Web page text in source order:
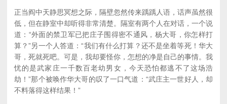
正当阎中天静思冥想之际，隔壁忽然传来踽踽人语，话声虽然很
低，但在静室中却听得非常清楚。隔室有两个人在对话，一个说
道：“外面的禁卫军已把庄子围得密不通风，杨大哥，你怎样打
算？”另一个人答道：“我们有什么打算？还不是坐着等死！华大
哥，死就死吧。可是，我却要怪你，怎想的净是自己的事情。我
忧的是武家庄一千数百老幼男女，今天恐怕都逃不了这场浩
劫！”那个被唤作华大哥的叹了一口气道：“武庄主一世好人，却
不料落得这样结果！”